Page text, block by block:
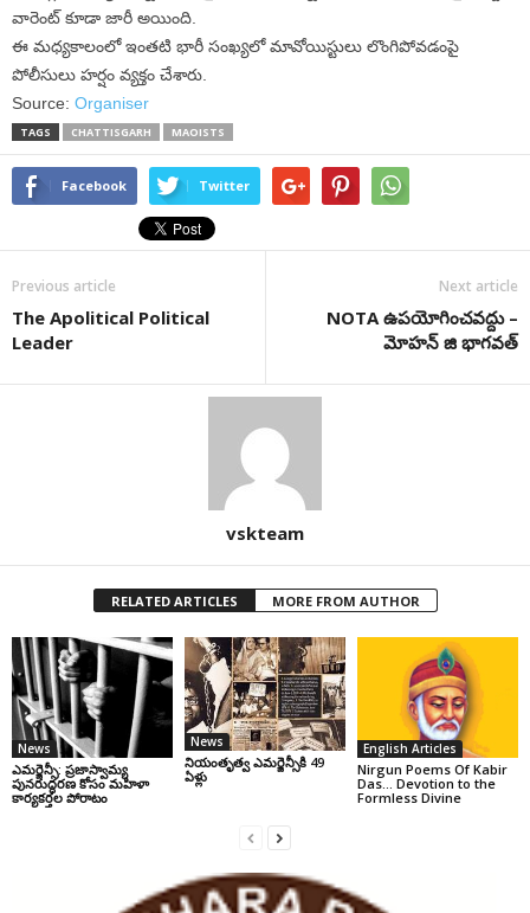
వారెంట్ కూడా జారీ అయింది.
ఈ మధ్యకాలంలో ఇంతటి భారీ సంఖ్యలో మావోయిస్టులు లొంగిపోవడంపై
పోలీసులు హర్షం వ్యక్తం చేశారు.
Source: Organiser
TAGS CHATTISGARH MAOISTS
Facebook Twitter
Previous article
The Apolitical Political
Leader
Next article
NOTA ఉపయోగించవద్దు –
మోహన్ జి భాగవత్
vskteam
RELATED ARTICLES MORE FROM AUTHOR
News
ఎమర్జెన్సీ: ప్రజాస్వామ్య
పునరుద్ధరణ కోసం మహిళా
కార్యకర్తల పోరాటం
News
నియంతృత్వ ఎమర్జెన్సీకి 49
ఏళ్లు
English Articles
Nirgun Poems Of Kabir
Das… Devotion to the
Formless Divine